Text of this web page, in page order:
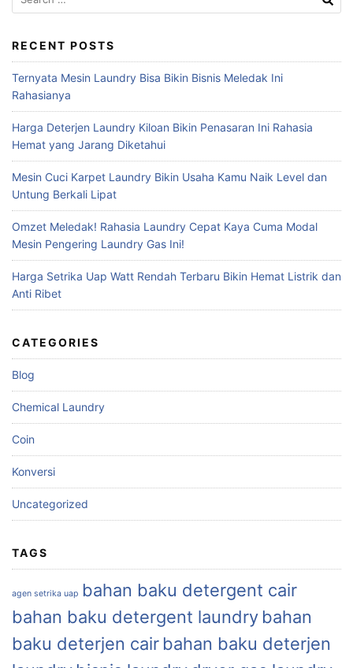
for:
RECENT POSTS
Ternyata Mesin Laundry Bisa Bikin Bisnis Meledak Ini
Rahasianya
Harga Deterjen Laundry Kiloan Bikin Penasaran Ini Rahasia
Hemat yang Jarang Diketahui
Mesin Cuci Karpet Laundry Bikin Usaha Kamu Naik Level dan
Untung Berkali Lipat
Omzet Meledak! Rahasia Laundry Cepat Kaya Cuma Modal
Mesin Pengering Laundry Gas Ini!
Harga Setrika Uap Watt Rendah Terbaru Bikin Hemat Listrik dan
Anti Ribet
CATEGORIES
Blog
Chemical Laundry
Coin
Konversi
Uncategorized
TAGS
agen setrika uap bahan baku detergent cair
bahan baku detergent laundry bahan
baku deterjen cair bahan baku deterjen